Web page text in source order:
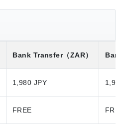
Bank Transfer（ZAR）
1,980 JPY
FREE